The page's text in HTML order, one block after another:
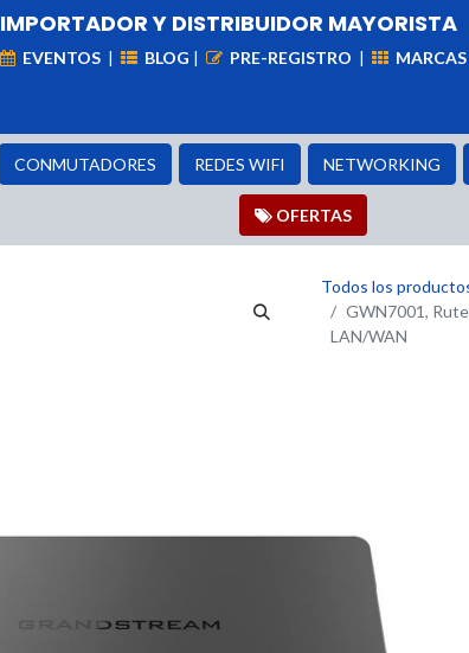
IMPORTADOR Y DISTRIBUIDOR MAYORISTA
EVENTOS | BLOG | PRE-REGISTRO | MARCAS
CONMUTADORES REDES WIFI NETWORKING
OFER​​​​TAS
Todos los
GWN7001,
LAN/WAN